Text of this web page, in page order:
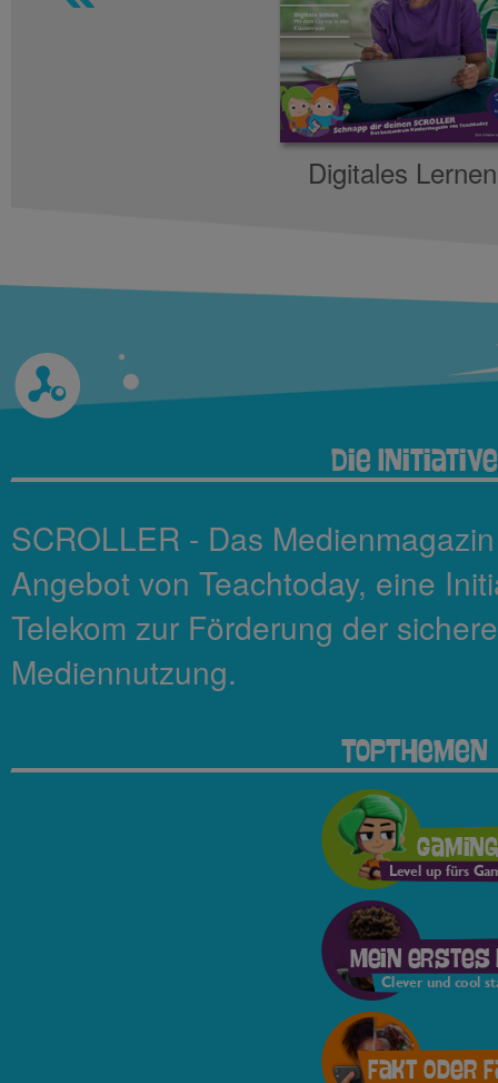
Digitales Lernen
Die Initiative
SCROLLER - Das
Angebot von Teachtoday, eine
Telekom zur Förderung der
Mediennutzung.
TopThemen
Gaming
Level up fürs
Mein erstes
Clever und cool
Fakt oder